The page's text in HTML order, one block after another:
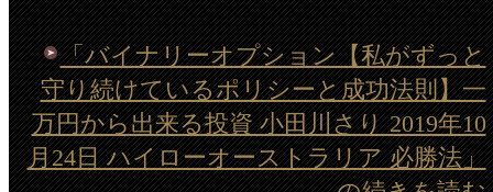
「バイナリーオプション【私がずっと
守り続けているポリシーと成功法則】一
万円から出来る投資 小田川さり 2019年10
月24日 ハイローオーストラリア 必勝法」